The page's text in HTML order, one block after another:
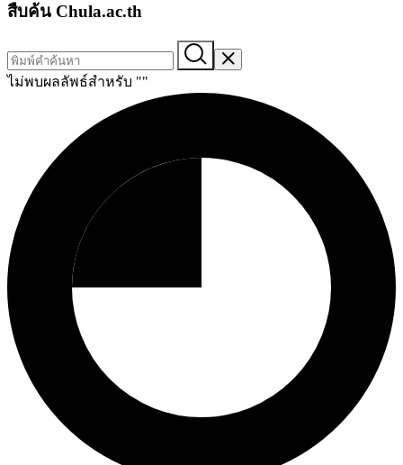
สืบค้น Chula.ac.th
ไม่พบผลลัพธ์สำหรับ ""